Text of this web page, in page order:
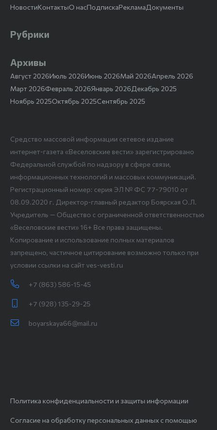
НовостиКонтактыО насПодпискаРекламаДокументы
Рубрики
Архивы
Август 2026Июль 2026Июнь 2026Май 2026Апрель 2026
Март 2026Февраль 2026Январь 2026Декабрь 2025
Ноябрь 2025Октябрь 2025Сентябрь 2025
Средство массовой информации сетевое издание
интернет-газета «Веселовские вести» зарегистрировано
Федеральной службой по надзору в сфере связи,
информационных технологий и массовых коммуникаций.
Регистрационный номер: серия ЭЛ № ФС 77-79010 от
08.09.2020 г. Директор-главный редактор Боярская О.Л.
Учредитель — Общество с ограниченной ответственностью
«Веселовские вести» 16+ Все права защищены.
Копирование и использование полных материалов
запрещено, частичное цитирование возможно только при
условии ссылки на сайт ves-vesti.ru
+7 (863) 586-15-45
+7 (928) 135-29-25
boyarskaya66@mail.ru
Политика конфиденциальности и защиты информации
Согласие на обработку персональных данных с помощью